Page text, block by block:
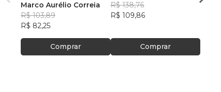
Marco Aurélio Correia
R$ 103,89
R$ 82,25
Comprar
R$ 138,76
R$ 109,86
Comprar
R$